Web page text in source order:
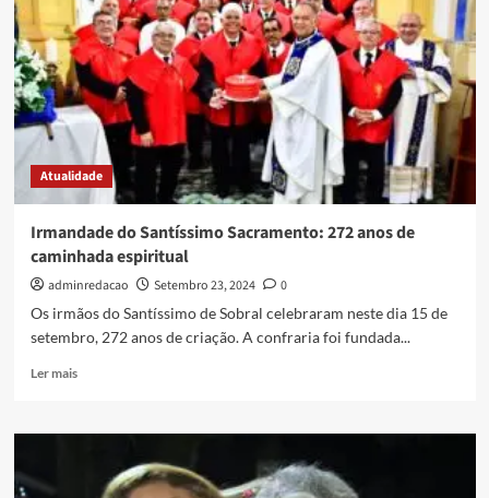
Atualidade
Irmandade do Santíssimo Sacramento: 272 anos de
caminhada espiritual
adminredacao Setembro 23, 2024
0
Os irmãos do Santíssimo de Sobral celebraram neste dia 15 de
setembro, 272 anos de criação. A confraria foi fundada...
Ler mais